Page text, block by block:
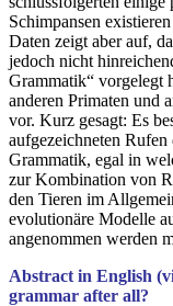
Schimpansen
Daten zeigt aber auf,
jedoch nicht
Grammatik“ vorgelegt
anderen Primaten und
vor. Kurz gesagt: Es
aufgezeichneten
Grammatik, egal in
zur Kombination von
den Tieren im
evolutionäre Modelle
angenommen werden
Abstract in English
grammar after all?